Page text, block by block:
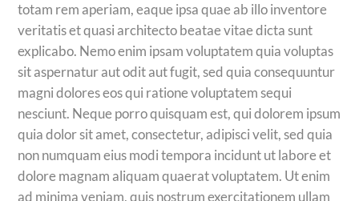
totam rem aperiam, eaque ipsa quae ab illo inventore
veritatis et quasi architecto beatae vitae dicta sunt
explicabo. Nemo enim ipsam voluptatem quia voluptas
sit aspernatur aut odit aut fugit, sed quia consequuntur
magni dolores eos qui ratione voluptatem sequi
nesciunt. Neque porro quisquam est, qui dolorem ipsum
quia dolor sit amet, consectetur, adipisci velit, sed quia
non numquam eius modi tempora incidunt ut labore et
dolore magnam aliquam quaerat voluptatem. Ut enim
ad minima veniam, quis nostrum exercitationem ullam